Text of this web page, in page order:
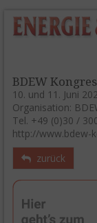
BDEW
10. und 11. Juni
Organisation:
Tel. +49 (0)30 /
http://www.bdew-
zurück